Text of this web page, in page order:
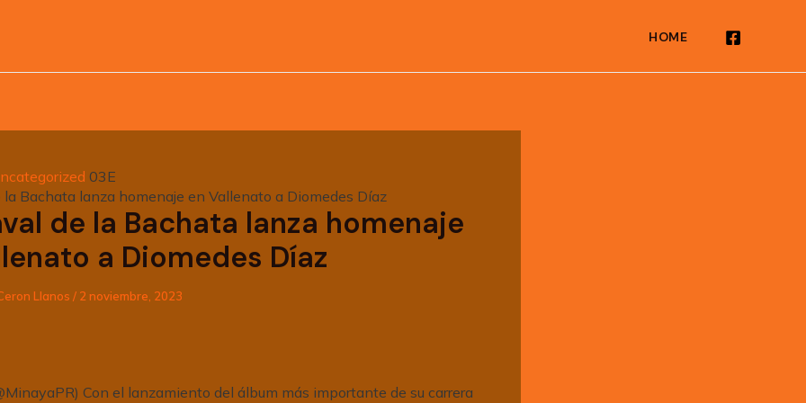
HOME
la Bachata lanza homenaje en Vallenato a Diomedes Díaz
de la Bachata lanza homenaje
a Diomedes Díaz
Llanos / 2 noviembre, 2023
Con el lanzamiento del álbum más importante de su carrera